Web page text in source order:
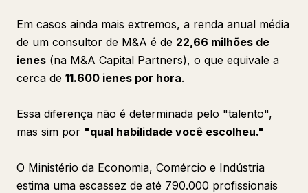
Em casos ainda mais extremos, a renda anual média
de um consultor de M&A é de 22,66 milhões de
ienes (na M&A Capital Partners), o que equivale a
cerca de 11.600 ienes por hora.
Essa diferença não é determinada pelo "talento",
mas sim por "qual habilidade você escolheu."
O Ministério da Economia, Comércio e Indústria
estima uma escassez de até 790.000 profissionais